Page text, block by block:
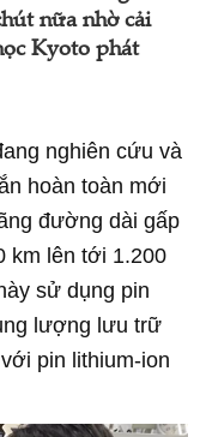
nữa nhờ cải
Kyoto phát
nghiên cứu và
hoàn toàn mới
đường dài gấp
km lên tới 1.200
sử dụng pin
lượng lưu trữ
pin lithium-ion